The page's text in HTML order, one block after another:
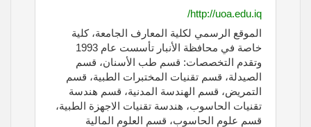
http://uoa.edu.iq/
الموقع الرسمي لكلية المعارف الجامعة، كلية
خاصة في محافظة الأنبار تأسست عام 1993
وتقدم التخصصات: قسم طب الأسنان، قسم
الصيدلة، قسم تقنيات المختبرات الطبية، قسم
التمريض، قسم الهندسة المدنية، قسم هندسة
تقنيات الحاسوب، هندسة تقنيات الاجهزة الطبية،
قسم علوم الحاسوب، قسم العلوم المالية